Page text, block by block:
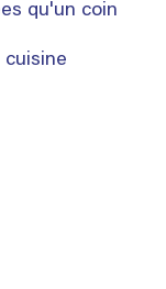
qu'un coin